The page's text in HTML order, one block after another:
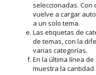
seleccionadas. Con
vuelve a cargar
a un solo tema.
Las etiquetas de
de temas, con la
varias categorías.
En la última línea
muestra la